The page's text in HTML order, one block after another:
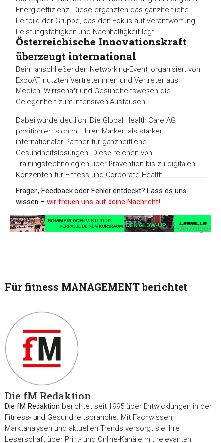
Energieeffizienz. Diese ergänzten das ganzheitliche
Leitbild der Gruppe, das den Fokus auf Verantwortung,
Leistungsfähigkeit und Nachhaltigkeit legt.
Österreichische Innovationskraft
überzeugt international
Beim anschließenden Networking-Event, organisiert von
ExpoAT, nutzten Vertreterinnen und Vertreter aus
Medien, Wirtschaft und Gesundheitswesen die
Gelegenheit zum intensiven Austausch.
Dabei wurde deutlich: Die Global Health Care AG
positioniert sich mit ihren Marken als starker
internationaler Partner für ganzheitliche
Gesundheitslösungen. Diese reichen von
Trainingstechnologien über Prävention bis zu digitalen
Konzepten für Fitness und Corporate Health.
Fragen, Feedback oder Fehler entdeckt? Lass es uns
wissen –wir freuen uns auf deine Nachricht!
-Anzeige-
Für fitness MANAGEMENT berichtet
Die fM Redaktion
Die fM Redaktion berichtet seit 1995 über Entwicklungen in der
Fitness- und Gesundheitsbranche. Mit Fachwissen,
Marktanalysen und aktuellen Trends versorgt sie ihre
Leserschaft über Print- und Online-Kanäle mit relevanten